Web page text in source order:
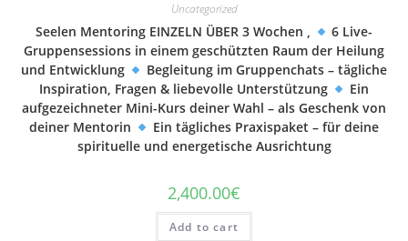
Uncategorized
Seelen Mentoring EINZELN ÜBER 3 Wochen ,
6 Live-
Gruppensessions in einem geschützten Raum der Heilung
und Entwicklung
Begleitung im Gruppenchats – tägliche
Inspiration, Fragen & liebevolle Unterstützung
Ein
aufgezeichneter Mini-Kurs deiner Wahl – als Geschenk von
deiner Mentorin
Ein tägliches Praxispaket – für deine
spirituelle und energetische Ausrichtung
2,400.00€
Add to cart